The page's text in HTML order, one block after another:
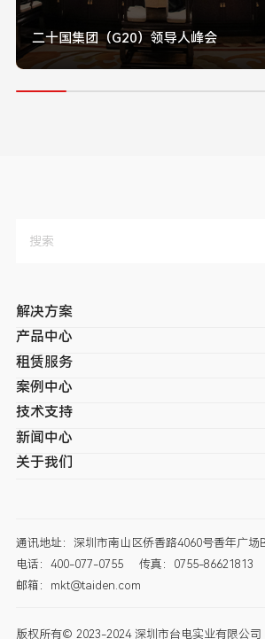
二十国集团（G20）领导人峰会
解决方案
产品中心
租赁服务
案例中心
技术支持
新闻中心
关于我们
通讯地址：深圳市南山区侨香路4060号香年广场
电话：400-077-0755
传真：0755-86621813
邮箱：mkt@taiden.com
版权所有© 2023-2024 深圳市台电实业有限公司